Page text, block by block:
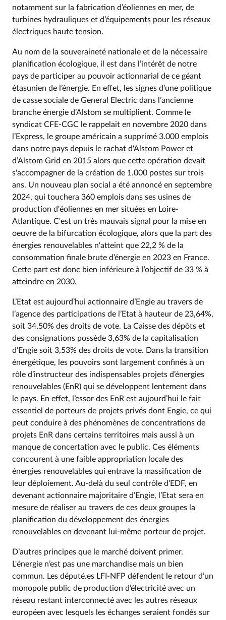
notamment sur la fabrication d’éoliennes en mer, de
turbines hydrauliques et d’équipements pour les réseaux
électriques haute tension.
Au nom de la souveraineté nationale et de la nécessaire
planification écologique, il est dans l’intérêt de notre
pays de participer au pouvoir actionnarial de ce géant
étasunien de l’énergie. En effet, les signes d’une politique
de casse sociale de General Electric dans l’ancienne
branche énergie d’Alstom se multiplient. Comme le
syndicat CFE-CGC le rappelait en novembre 2020 dans
l’Express, le groupe américain a supprimé 3.000 emplois
dans notre pays depuis le rachat d'Alstom Power et
d’Alstom Grid en 2015 alors que cette opération devait
s'accompagner de la création de 1.000 postes sur trois
ans. Un nouveau plan social a été annoncé en septembre
2024, qui touchera 360 emplois dans ses usines de
production d'éoliennes en mer situées en Loire-
Atlantique. C'est un très mauvais signal pour la mise en
oeuvre de la bifurcation écologique, alors que la part des
énergies renouvelables n'atteint que 22,2 % de la
consommation finale brute d’énergie en 2023 en France.
Cette part est donc bien inférieure à l’objectif de 33 % à
atteindre en 2030.
L’Etat est aujourd’hui actionnaire d’Engie au travers de
l’agence des participations de l’Etat à hauteur de 23,64%,
soit 34,50% des droits de vote. La Caisse des dépôts et
des consignations possède 3,63% de la capitalisation
d’Engie soit 3,53% des droits de vote. Dans la transition
énergétique, les pouvoirs sont largement confinés à un
rôle d’instructeur des indispensables projets d’énergies
renouvelables (EnR) qui se développent lentement dans
le pays. En effet, l’essor des EnR est aujourd’hui le fait
essentiel de porteurs de projets privés dont Engie, ce qui
peut conduire à des phénomènes de concentrations de
projets EnR dans certains territoires mais aussi à un
manque de concertation avec le public. Ces éléments
concourent à une faible appropriation locale des
énergies renouvelables qui entrave la massification de
leur déploiement. Au-delà du seul contrôle d’EDF, en
devenant actionnaire majoritaire d’Engie, l’Etat sera en
mesure de réaliser au travers de ces deux groupes la
planification du développement des énergies
renouvelables en devenant lui-même porteur de projet.
D’autres principes que le marché doivent primer.
L'énergie n’est pas une marchandise mais un bien
commun. Les député.es LFI-NFP défendent le retour d’un
monopole public de production d’électricité avec un
réseau restant interconnecté avec les autres réseaux
européen avec lesquels les échanges seraient fondés sur